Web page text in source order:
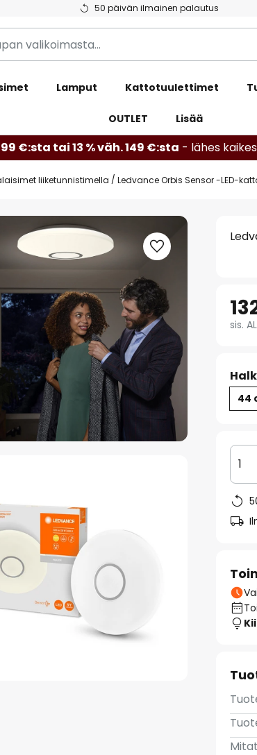
50 päivän ilmainen palautus
Lamput Kattotuulettimet
OUTLET Lisää
€:sta tai 13 % väh. 149 €:sta - lähes
liiketunnistimella Ledvance Orbis Sensor -LED-
sis.
44
1